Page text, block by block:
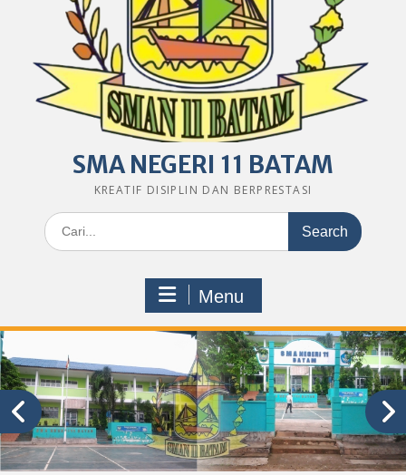
SMA NEGERI 11 BATAM
KREATIF DISIPLIN DAN BERPRESTASI
Search
for:
Menu